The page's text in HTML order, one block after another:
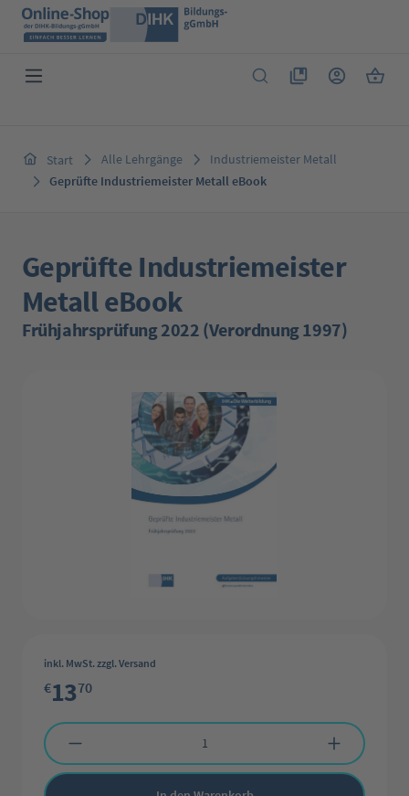
Zum Hauptinhalt springen
Du hast 0 Produkte
Start Alle Lehrgänge
Industriemeister Metall
Geprüfte Industriemeister Metall eBook
Geprüfte Industriemeister
Metall eBook
Frühjahrsprüfung 2022 (Verordnung 1997)
inkl. MwSt. zzgl. Versand
€1370
Produkt Anzahl: Gib den gewünschten Wert ein oder benutze die